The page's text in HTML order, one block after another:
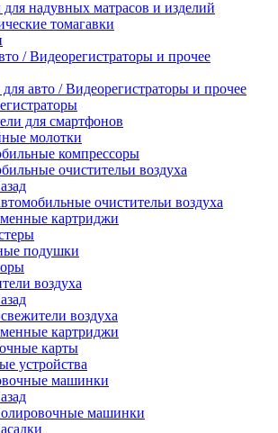
надувных матрасов и изделий
томагавки
/ Видеорегистраторы и прочее
авто / Видеорегистраторы и прочее
для смартфонов
молотки
компрессоры
очистительи воздуха
очистительи воздуха
картриджи
подушки
воздуха
воздуха
картриджи
карты
устройства
машинки
машинки